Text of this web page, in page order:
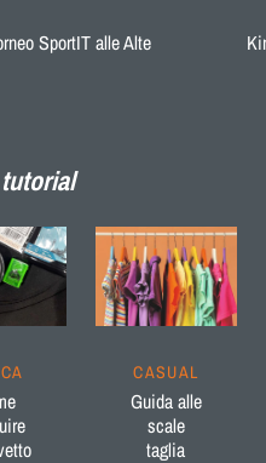
SportIT alle Alte
CASUAL
Guida alle
scale
taglia